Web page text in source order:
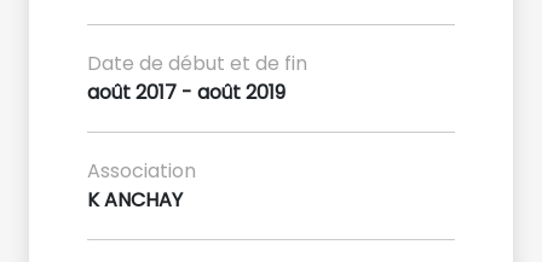
Date de début et de fin
août 2017 - août 2019
Association
K ANCHAY